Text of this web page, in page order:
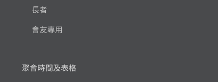
長者
會友專用
聚會時間及表格